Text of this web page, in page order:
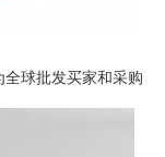
球批发买家和采购